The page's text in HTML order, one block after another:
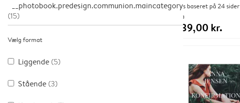
__photobook.predesign.communion.maincategory
(15)
Vælg format
Liggende (5)
Stående (3)
Pris baseret på 24 sider
Fra
239,00 kr.